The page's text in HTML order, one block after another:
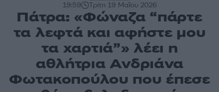
19:59 Τρίτη 19 Μαΐου 2026
Πάτρα: «Φώναζα “πάρτε
τα λεφτά και αφήστε μου
τα χαρτιά”» λέει η
αθλήτρια Ανδριάνα
Φωτακοπούλου που έπεσε